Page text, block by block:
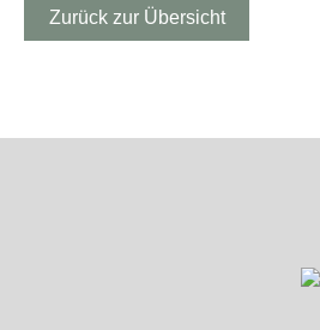
Zurück zur Übersicht